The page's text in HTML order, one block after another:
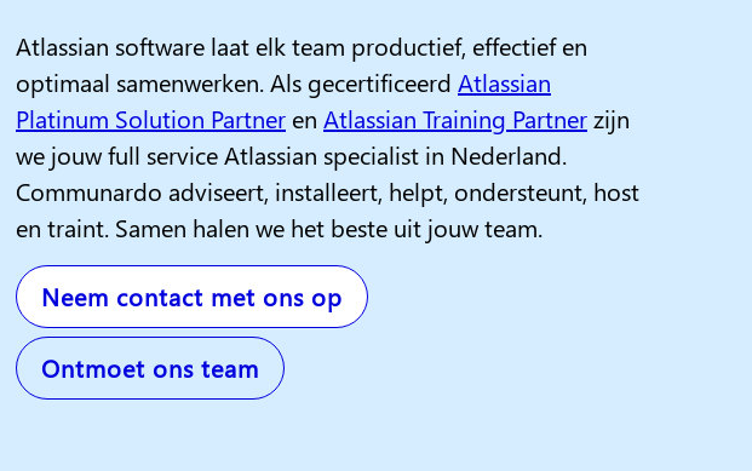
Atlassian software laat elk team productief, effectief en
optimaal samenwerken. Als gecertificeerd Atlassian
Platinum Solution Partner en Atlassian Training Partnerzijn
we jouw full service Atlassian specialist in Nederland.
Communardo adviseert, installeert, helpt, ondersteunt, host
en traint. Samen halen we het beste uit jouw team.
Neem contact met ons op
Ontmoet ons team